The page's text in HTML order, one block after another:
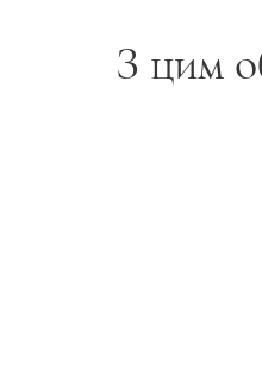
довжина 40
посадки кольє
кольє).
З цим